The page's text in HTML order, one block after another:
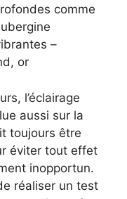
comme
–
or
l’éclairage
aussi sur la
toujours être
éviter tout effet
inopportun.
réaliser un test